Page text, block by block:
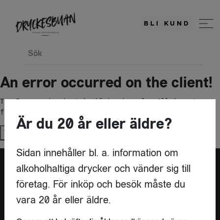
BLI KUND
Sök
An error occurred on the client!
TypeError: c(...).stringify(...).replaceAll is not a
function
Try againÄr du 20 år eller äldre?
Sidan innehåller bl. a. information om
alkoholhaltiga drycker och vänder sig till
företag. För inköp och besök måste du
vara 20 år eller äldre.